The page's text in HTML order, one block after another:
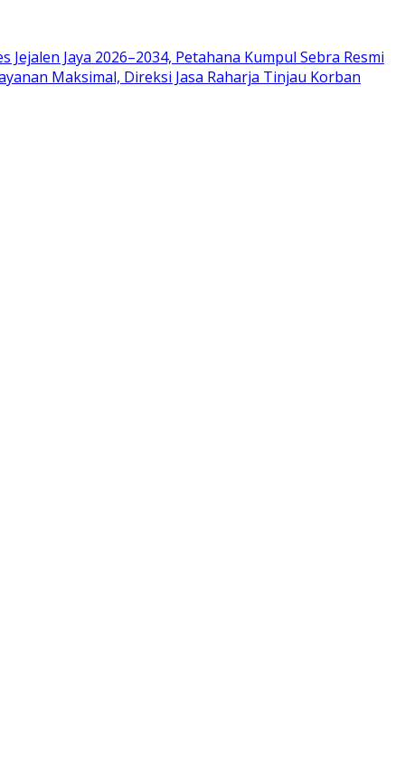
Jejalen Jaya 2026–2034, Petahana Kumpul Sebra Resmi
Maksimal, Direksi Jasa Raharja Tinjau Korban